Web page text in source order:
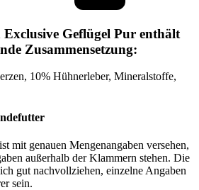
Geflügel Pur enthält
Zusammensetzung:
10% Hühnerleber, Mineralstoffe,
mit genauen Mengenangaben versehen,
außerhalb der Klammern stehen. Die
gut nachvollziehen, einzelne Angaben
sein.